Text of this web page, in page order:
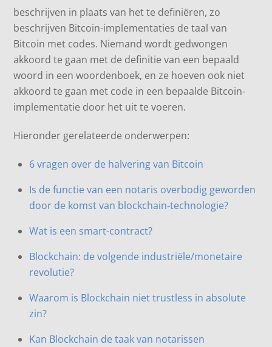
beschrijven in plaats van het te definiëren, zo
beschrijven Bitcoin-implementaties de taal van
Bitcoin met codes. Niemand wordt gedwongen
akkoord te gaan met de definitie van een bepaald
woord in een woordenboek, en ze hoeven ook niet
akkoord te gaan met code in een bepaalde Bitcoin-
implementatie door het uit te voeren.
Hieronder gerelateerde onderwerpen:
6 vragen over de halvering van Bitcoin
Is de functie van een notaris overbodig geworden
door de komst van blockchain-technologie?
Wat is een smart-contract?
Blockchain: de volgende industriële/monetaire
revolutie?
Waarom is Blockchain niet trustless in absolute
zin?
Kan Blockchain de taak van notarissen